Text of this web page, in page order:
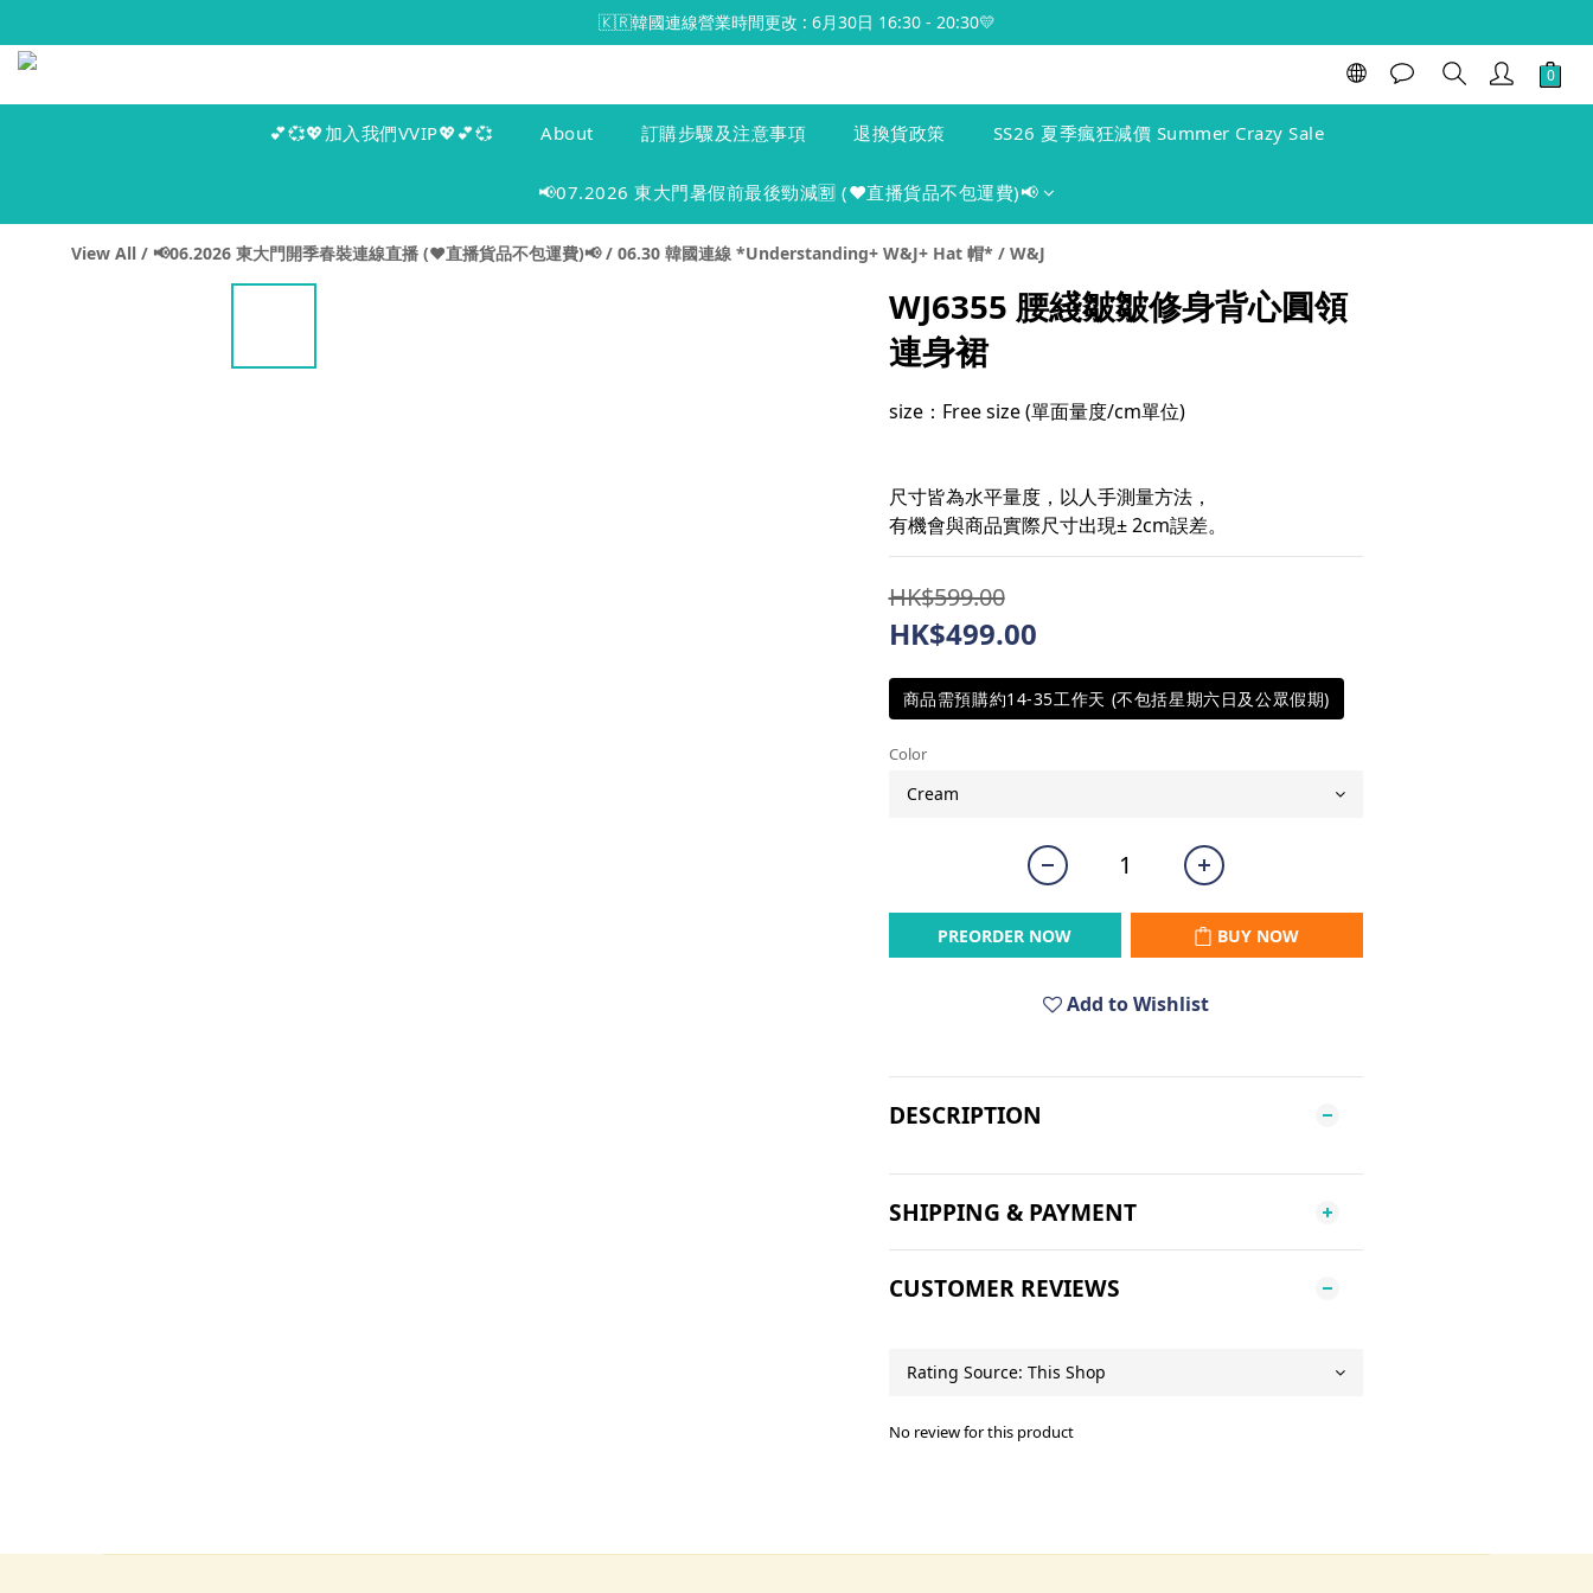
🇰🇷韓國連線營業時間更改 : 6月30日 16:30 - 20:30💛
💕💞💖加入我們VVIP💖💕💞 About 訂購步驟及注意事項 退換貨政策 SS26 夏季瘋狂減價 Summer Crazy Sale
📢07.2026 東大門暑假前最後勁減🈹 (♥️直播貨品不包運費)📢
View All / 📢06.2026 東大門開季春裝連線直播 (♥️直播貨品不包運費)📢/ 06.30 韓國連線 *Understanding+ W&J+ Hat 帽* / W&J
WJ6355 腰綫皺皺修身背心圓領
連身裙
size：Free size (單面量度/cm單位)
尺寸皆為水平量度，以人手測量方法，
有機會與商品實際尺寸出現± 2cm誤差。
HK$599.00
HK$499.00
商品需預購約14-35工作天 (不包括星期六日及公眾假期)
Color
PREORDER NOW BUY NOW
Add to Wishlist
DESCRIPTION
SHIPPING & PAYMENT
CUSTOMER REVIEWS
No review for this product
BUY NOW